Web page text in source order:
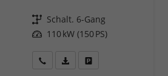
Getriebe Schalt. 6-Gang
Leistung 110 kW (150 PS)